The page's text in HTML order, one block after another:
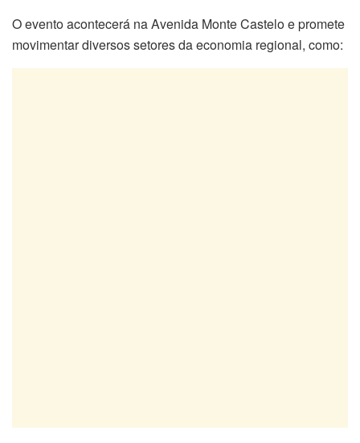
O evento acontecerá na Avenida Monte Castelo e promete
movimentar diversos setores da economia regional, como: